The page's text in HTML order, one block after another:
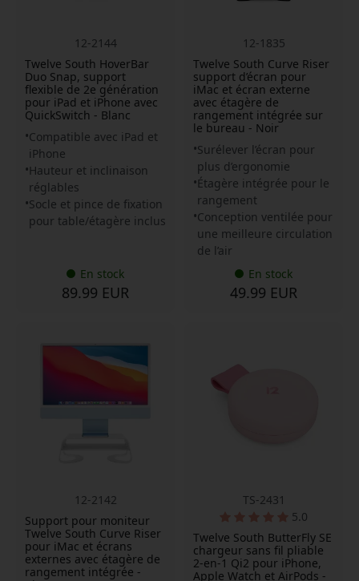
12-2144
Twelve South HoverBar
Duo Snap, support
flexible de 2e génération
pour iPad et iPhone avec
QuickSwitch - Blanc
Compatible avec iPad et
iPhone
Hauteur et inclinaison
réglables
Socle et pince de fixation
pour table/étagère inclus
En stock
89.99 EUR
12-1835
Twelve South Curve Riser
support d’écran pour
iMac et écran externe
avec étagère de
rangement intégrée sur
le bureau - Noir
Surélever l’écran pour
plus d’ergonomie
Étagère intégrée pour le
rangement
Conception ventilée pour
une meilleure circulation
de l’air
En stock
49.99 EUR
12-2142
Support pour moniteur
Twelve South Curve Riser
pour iMac et écrans
externes avec étagère de
rangement intégrée -
TS-2431
5.0
Twelve South ButterFly SE
chargeur sans fil pliable
2-en-1 Qi2 pour iPhone,
Apple Watch et AirPods -